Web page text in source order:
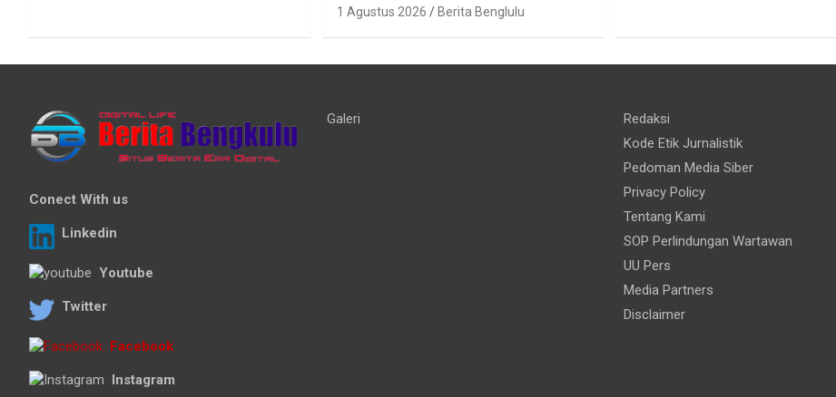
1 Agustus 2026 Berita Benglulu
Conect With us
Linkedin
Youtube
Twitter
Facebook
Instagram
Galeri
Redaksi
Kode Etik Jurnalistik
Pedoman Media Siber
Privacy Policy
Tentang Kami
SOP Perlindungan Wartawan
UU Pers
Media Partners
Disclaimer